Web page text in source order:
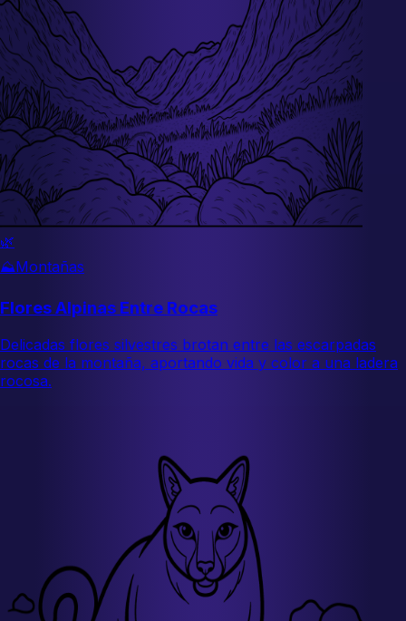
🌿
⛰️Montañas
Flores Alpinas Entre Rocas
Delicadas flores silvestres brotan entre las escarpadas
rocas de la montaña, aportando vida y color a una ladera
rocosa.